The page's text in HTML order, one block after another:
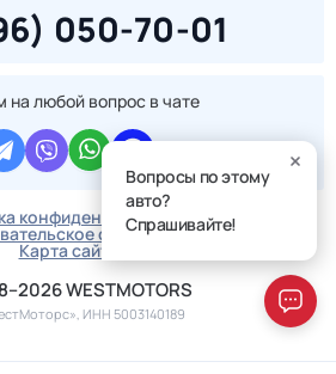
050-70-01
на любой вопрос в чате
конфиденциальности
соглашение
Карта сайта
WESTMOTORS
ИНН 5003140189
Вопросы по этому
авто?
Спрашивайте!